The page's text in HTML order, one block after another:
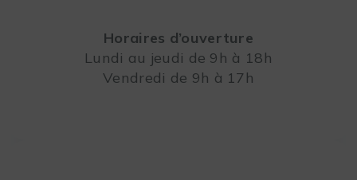
Horaires d’ouverture
Lundi au jeudi de 9h à 18h
Vendredi de 9h à 17h